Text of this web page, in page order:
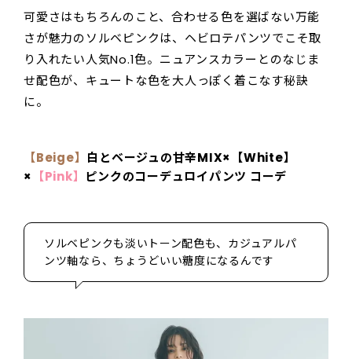
可愛さはもちろんのこと、合わせる色を選ばない万能
さが魅力のソルベピンクは、ヘビロテパンツでこそ取
り入れたい人気No.1色。ニュアンスカラーとのなじま
せ配色が、キュートな色を大人っぽく着こなす秘訣
に。
【Beige】 白とベージュの甘辛MIX×【White】
× 【Pink】 ピンクのコーデュロイパンツ コーデ
ソルベピンクも淡いトーン配色も、カジュアルパ
ンツ軸なら、ちょうどいい糖度になるんです